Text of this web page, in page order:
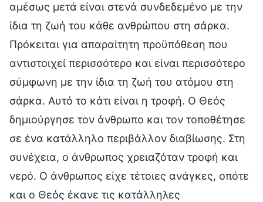
αμέσως μετά είναι στενά συνδεδεμένο με την
ίδια τη ζωή του κάθε ανθρώπου στη σάρκα.
Πρόκειται για απαραίτητη προϋπόθεση που
αντιστοιχεί περισσότερο και είναι περισσότερο
σύμφωνη με την ίδια τη ζωή του ατόμου στη
σάρκα. Αυτό το κάτι είναι η τροφή. Ο Θεός
δημιούργησε τον άνθρωπο και τον τοποθέτησε
σε ένα κατάλληλο περιβάλλον διαβίωσης. Στη
συνέχεια, ο άνθρωπος χρειαζόταν τροφή και
νερό. Ο άνθρωπος είχε τέτοιες ανάγκες, οπότε
και ο Θεός έκανε τις κατάλληλες